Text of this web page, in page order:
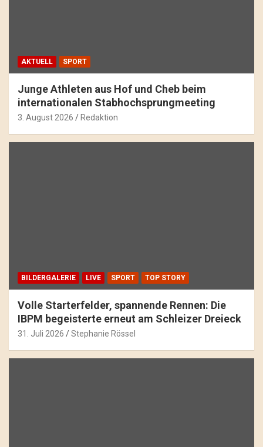
AKTUELL SPORT
Junge Athleten aus Hof und Cheb beim
internationalen Stabhochsprungmeeting
3. August 2026 Redaktion
BILDERGALERIE LIVE SPORT TOP STORY
Volle Starterfelder, spannende Rennen: Die
IBPM begeisterte erneut am Schleizer Dreieck
31. Juli 2026 Stephanie Rössel